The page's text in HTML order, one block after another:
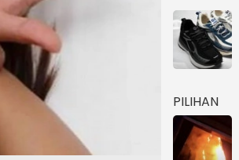
PILIHAN